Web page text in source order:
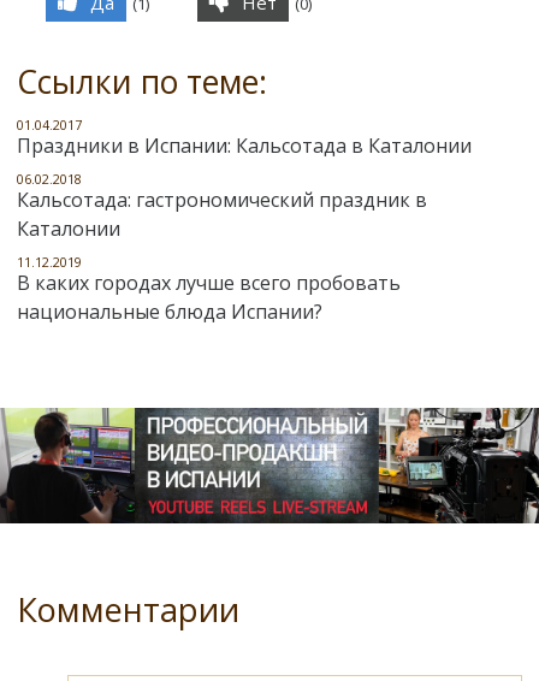
Ссылки по теме:
01.04.2017
Праздники в Испании: Кальсотада в Каталонии
06.02.2018
Кальсотада: гастрономический праздник в
Каталонии
11.12.2019
В каких городах лучше всего пробовать
национальные блюда Испании?
Комментарии